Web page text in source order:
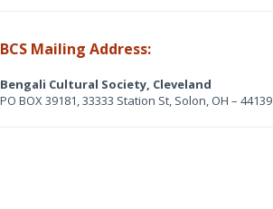
BCS Mailing Address:
Bengali Cultural Society, Cleveland
PO BOX 39181, 33333 Station St, Solon, OH – 44139